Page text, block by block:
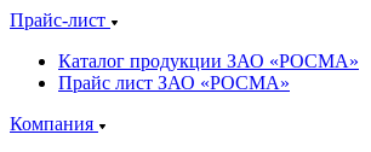
Прайс-лист
Каталог продукции ЗАО «РОСМА»
Прайс лист ЗАО «РОСМА»
Компания